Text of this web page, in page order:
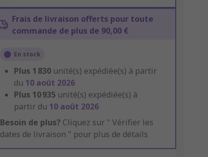
Frais de livraison offerts pour toute
commande de plus de 90,00 €
En stock
Plus 1 830 unité(s) expédiée(s) à partir
du 10 août 2026
Plus 10 935 unité(s) expédiée(s) à
partir du 10 août 2026
Besoin de plus? Cliquez sur " Vérifier les
dates de livraison " pour plus de détails